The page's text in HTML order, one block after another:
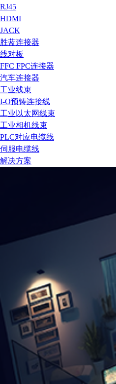
RJ45
HDMI
JACK
胜蓝连接器
线对板
FFC FPC连接器
汽车连接器
工业线束
I-O预铸连接线
工业以太网线束
工业相机线束
PLC对应电缆线
伺服电缆线
解决方案